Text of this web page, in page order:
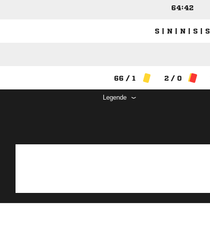
64:42
S | N | N | S | S
66 / 1 2 / 0
Legende